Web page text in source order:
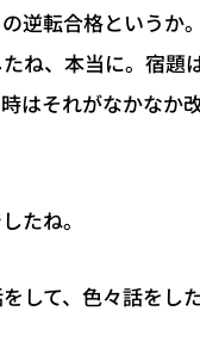
逆転合格という
ね、本当に。宿題
はそれがなかなか
たね。
して、色々話を